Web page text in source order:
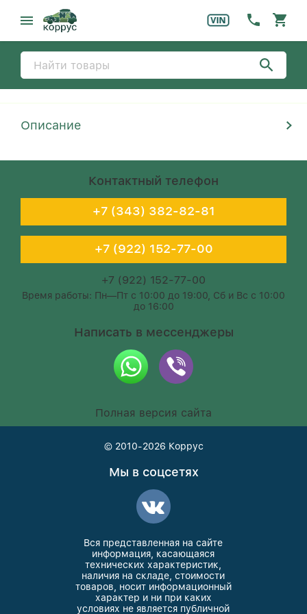
Описание
Контактный телефон
+7 (343) 382-82-81
+7 (922) 152-77-00
+7 (922) 152-77-00
Время работы: Пн—Пт с 10:00 до 19:00, Сб и Вс с 10:00
до 16:00
Написать в мессенджеры
Полная версия сайта
© 2010-2026 Коррус
Мы в соцсетях
Вся представленная на сайте
информация, касающаяся
технических характеристик,
наличия на складе, стоимости
товаров, носит информационный
характер и ни при каких
условиях не является публичной